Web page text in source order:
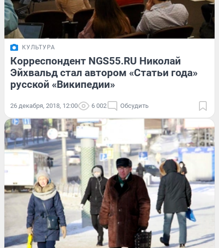
КУЛЬТУРА
Корреспондент NGS55.RU Николай
Эйхвальд стал автором «Статьи года»
русской «Википедии»
26 декабря, 2018, 12:00 6 002 Обсудить